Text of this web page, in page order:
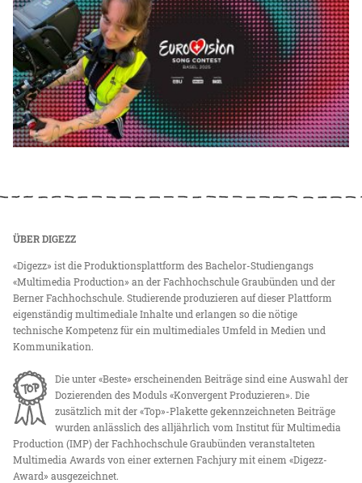
ÜBER DIGEZZ
«Digezz» ist die Produktionsplattform des Bachelor-Studiengangs
«Multimedia Production» an der Fachhochschule Graubünden und der
Berner Fachhochschule. Studierende produzieren auf dieser Plattform
eigenständig multimediale Inhalte und erlangen so die nötige
technische Kompetenz für ein multimediales Umfeld in Medien und
Kommunikation.
Die unter «Beste» erscheinenden Beiträge sind eine Auswahl der
Dozierenden des Moduls «Konvergent Produzieren». Die
zusätzlich mit der «Top»-Plakette gekennzeichneten Beiträge
wurden anlässlich des alljährlich vom Institut für Multimedia
Production (IMP) der Fachhochschule Graubünden veranstalteten
Multimedia Awards von einer externen Fachjury mit einem «Digezz-
Award» ausgezeichnet.